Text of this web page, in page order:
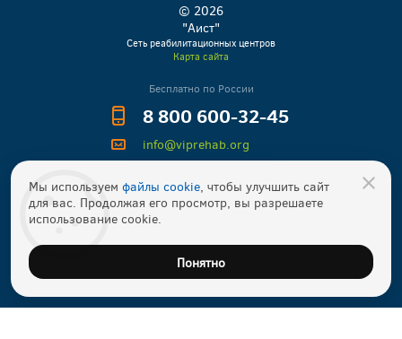
© 2026
"Аист"
Сеть реабилитационных центров
Карта сайта
Бесплатно по России
8 800 600-32-45
info@viprehab.org
Мы используем файлы cookie, чтобы улучшить сайт
для вас. Продолжая его просмотр, вы разрешаете
использование cookie.
Понятно